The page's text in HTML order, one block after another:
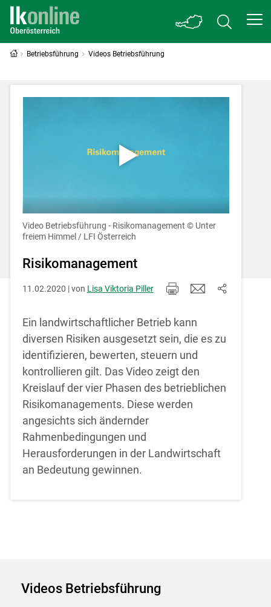
Skip to main content
Betriebsführung Videos Betriebsführung
Video Betriebsführung - Risikomanagement © Unter
freiem Himmel / LFI Österreich
Risikomanagement
11.02.2020 | von Lisa Viktoria Piller
Ein landwirtschaftlicher Betrieb kann
diversen Risiken ausgesetzt sein, die es zu
identifizieren, bewerten, steuern und
kontrollieren gilt. Das Video zeigt den
Kreislauf der vier Phasen des betrieblichen
Risikomanagements. Diese werden
angesichts sich ändernder
Rahmenbedingungen und
Herausforderungen in der Landwirtschaft
an Bedeutung gewinnen.
Videos Betriebsführung